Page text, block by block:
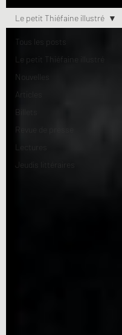
Tous les posts
Le petit Thiéfaine illustré
Nouvelles
Articles
Billets
Jeudis littéraires
Le petit Thiéfaine illustré